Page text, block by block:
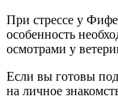
При стрессе у
особенность
осмотрами у
Если вы готовы
на личное